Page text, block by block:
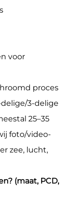
voor
proces
delige/3-delige
25–35
foto/video-
zee, lucht,
(maat, PCD,